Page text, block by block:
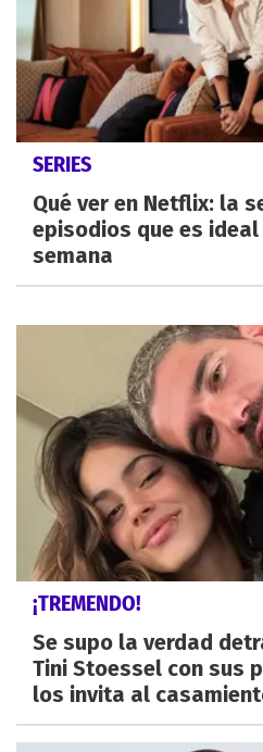
SERIES
Qué ver en Netflix: la
episodios que es
semana
¡TREMENDO!
Se supo la verdad
Tini Stoessel con sus
los invita al